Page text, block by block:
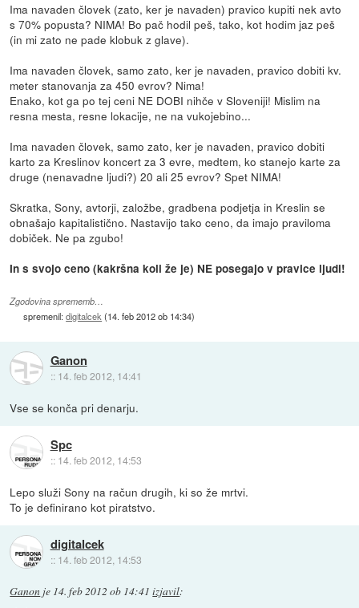
Ima navaden človek (zato, ker je navaden) pravico kupiti nek avto
s 70% popusta? NIMA! Bo pač hodil peš, tako, kot hodim jaz peš
(in mi zato ne pade klobuk z glave).
Ima navaden človek, samo zato, ker je navaden, pravico dobiti kv.
meter stanovanja za 450 evrov? Nima!
Enako, kot ga po tej ceni NE DOBI nihče v Sloveniji! Mislim na
resna mesta, resne lokacije, ne na vukojebino...
Ima navaden človek, samo zato, ker je navaden, pravico dobiti
karto za Kreslinov koncert za 3 evre, medtem, ko stanejo karte za
druge (nenavadne ljudi?) 20 ali 25 evrov? Spet NIMA!
Skratka, Sony, avtorji, založbe, gradbena podjetja in Kreslin se
obnašajo kapitalistično. Nastavijo tako ceno, da imajo praviloma
dobiček. Ne pa zgubo!
In s svojo ceno (kakršna koli že je) NE posegajo v pravice ljudi!
Zgodovina sprememb…
spremenil:digitalcek(14. feb 2012 ob 14:34)
Ganon
:: 14. feb 2012, 14:41
Vse se konča pri denarju.
Spc
:: 14. feb 2012, 14:53
Lepo služi Sony na račun drugih, ki so že mrtvi.
To je definirano kot piratstvo.
digitalcek
:: 14. feb 2012, 14:53
Ganon je 14. feb 2012 ob 14:41 izjavil: